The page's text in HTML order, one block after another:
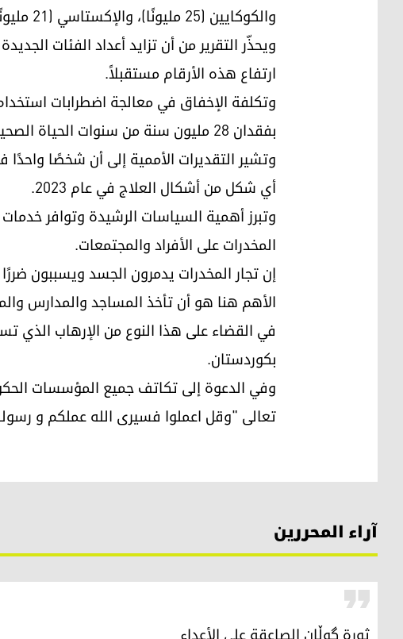
والكوكايين (25 مليونًا)، والإكستاسي (21 مليونًا).
ويحذّر التقرير من أن تزايد أعداد الفئات
ارتفاع هذه الأرقام مستقبلاً.
وتكلفة الإخفاق في معالجة اضطرابات
بفقدان 28 مليون سنة من سنوات الحياة الصحية بسبب الإعاقة والوفيات المبكرة خلال عام 2021، حسب التقرير الأممي.
أي شكل من أشكال العلاج في عام 2023.
وتبرز أهمية السياسات الرشيدة وتوافر
المخدرات على الأفراد والمجتمعات.
إن تجار المخدرات يدمرون الجسد ويسببون
الأهم هنا هو أن تأخذ المساجد والمدارس
في القضاء على هذا النوع من الإرهاب الذي
بكوردستان.
وفي الدعوة إلى تكاتف جميع المؤسسات
تعالى "وقل اعملوا فسیری الله عملکم و
آراء المحررين